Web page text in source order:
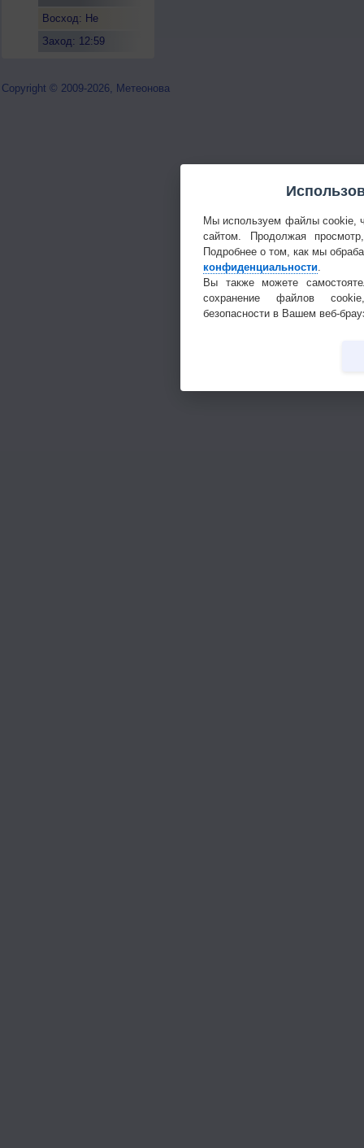
Восход: Не
Заход: 12:59
Copyright © 2009-2026, Метеонова
Мы используем файлы cookie,
сайтом. Продолжая
Подробнее о том, как мы
конфиденциальности.
Вы также можете
сохранение файлов
безопасности в Вашем веб-